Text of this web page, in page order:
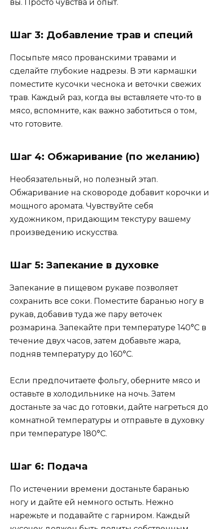
вы. Просто чувства и опыт.
Шаг 3: Добавление трав и специй
Посыпьте мясо прованскими травами и
сделайте глубокие надрезы. В эти кармашки
поместите кусочки чеснока и веточки свежих
трав. Каждый раз, когда вы вставляете что-то в
мясо, вспомните, как важно заботиться о том,
что готовите.
Шаг 4: Обжаривание (по желанию)
Необязательный, но полезный этап.
Обжаривание на сковороде добавит корочки и
мощного аромата. Чувствуйте себя
художником, придающим текстуру вашему
произведению искусства.
Шаг 5: Запекание в духовке
Запекание в пищевом рукаве позволяет
сохранить все соки. Поместите баранью ногу в
рукав, добавив туда же пару веточек
розмарина. Запекайте при температуре 140°C в
течение двух часов, затем добавьте жара,
подняв температуру до 160°C.
Если предпочитаете фольгу, оберните мясо и
оставьте в холодильнике на ночь. Затем
достаньте за час до готовки, дайте нагреться до
комнатной температуры и отправьте в духовку
при температуре 180°C.
Шаг 6: Подача
По истечении времени достаньте баранью
ногу и дайте ей немного остыть. Нежно
нарежьте и подавайте с гарниром. Каждый